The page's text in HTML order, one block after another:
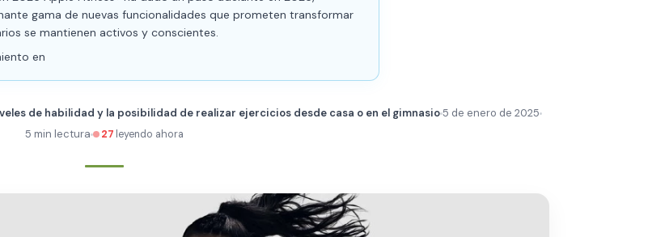
gama de nuevas funcionalidades que prometen transformar
se mantienen activos y conscientes.
en
de habilidad y la posibilidad de realizar ejercicios desde casa o en el gimnasio5 de enero de 2025
5 min lectura
27 leyendo ahora